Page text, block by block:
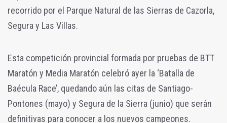
recorrido por el Parque Natural de las Sierras de Cazorla,
Segura y Las Villas.
Esta competición provincial formada por pruebas de BTT
Maratón y Media Maratón celebró ayer la ‘Batalla de
Baécula Race’, quedando aún las citas de Santiago-
Pontones (mayo) y Segura de la Sierra (junio) que serán
definitivas para conocer a los nuevos campeones.